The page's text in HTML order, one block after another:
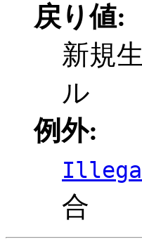
戻り値:
新規
ル
例外:
合